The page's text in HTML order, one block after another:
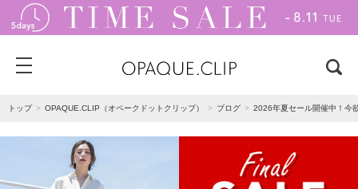
トップ OPAQUE.CLIP（オペークドットクリップ） ブログ 2026年夏セール開催中！今